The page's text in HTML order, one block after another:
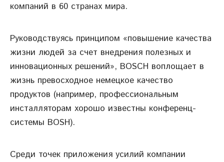
компаний в 60 странах мира.
Руководствуясь принципом «повышение качества
жизни людей за счет внедрения полезных и
инновационных решений», BOSCH воплощает в
жизнь превосходное немецкое качество
продуктов (например, профессиональным
инсталляторам хорошо известны конференц-
системы BOSH).
Среди точек приложения усилий компании